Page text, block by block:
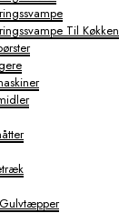
Til Køkken